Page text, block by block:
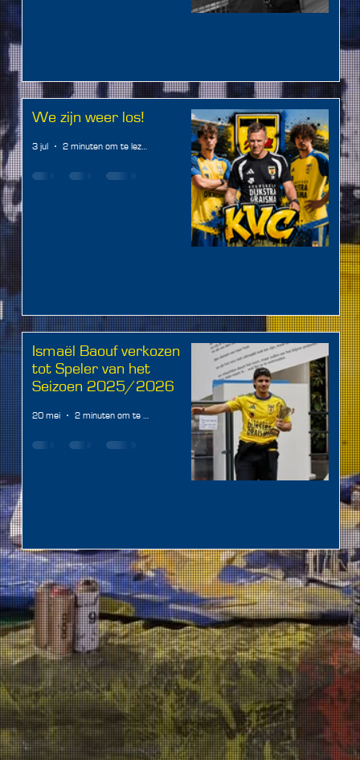
We zijn weer los!
3 jul 2 minuten om te lezen
Ismaël Baouf verkozen
tot Speler van het
Seizoen 2025/2026
20 mei 2 minuten om te lezen